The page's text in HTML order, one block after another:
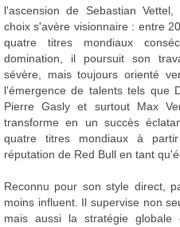
l'ascension de Sebastian
choix s'avère visionnaire : entre
quatre titres mondiaux
domination, il poursuit son
sévère, mais toujours orienté
l'émergence de talents tels que
Pierre Gasly et surtout Max
transforme en un succès
quatre titres mondiaux à
réputation de Red Bull en tant
Reconnu pour son style direct,
moins influent. Il supervise non
mais aussi la stratégie